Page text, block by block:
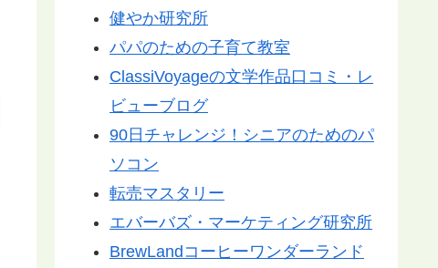
健やか研究所
パパのための子育て教室
ClassiVoyageの文学作品口コミ・レ
ビューブログ
90日チャレンジ！シニアのためのパ
ソコン
転売マスタリー
エバーバズ・マーケティング研究所
BrewLandコーヒーワンダーランド